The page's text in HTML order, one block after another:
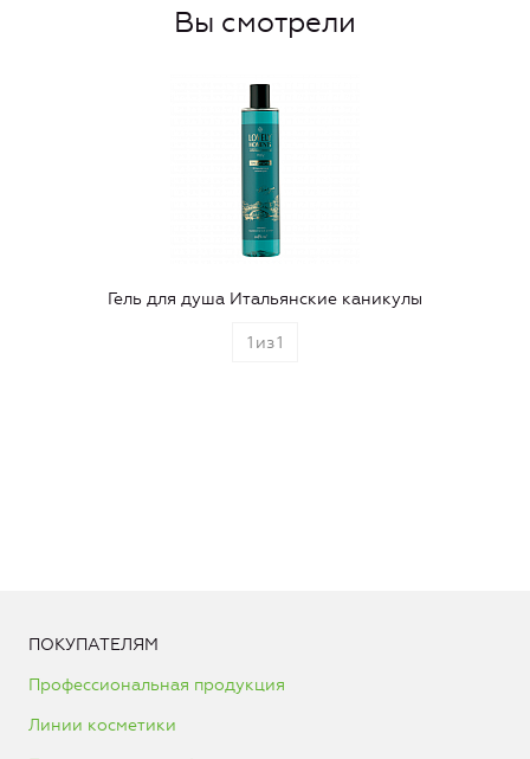
Вы смотрели
Гель для душа Итальянские каникулы
1 из1
ПОКУПАТЕЛЯМ
Профессиональная продукция
Линии косметики